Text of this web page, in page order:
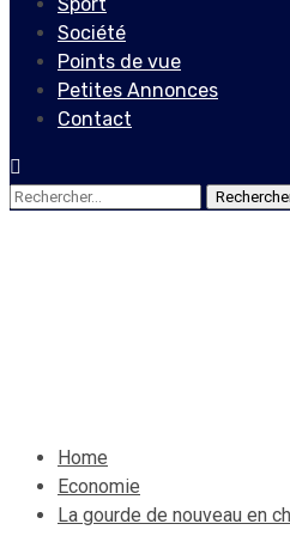
Société
Points de vue
Petites Annonces
Contact
Rechercher :
Home
Economie
La gourde de nouveau en